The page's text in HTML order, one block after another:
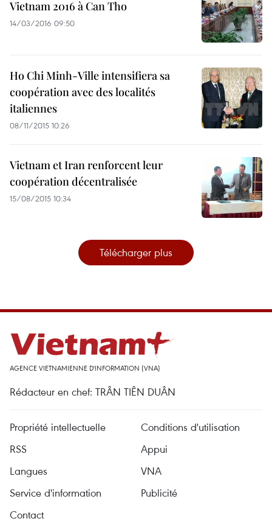
Vietnam 2016 à Can Tho
14/03/2016 09:50
Ho Chi Minh-Ville intensifiera sa
coopération avec des localités
italiennes
08/11/2015 10:26
Vietnam et Iran renforcent leur
coopération décentralisée
15/08/2015 10:34
Télécharger plus
AGENCE VIETNAMIENNE D'INFORMATION (VNA)
Rédacteur en chef: TRÂN TIÊN DUÂN
Propriété intellectuelle
Conditions d'utilisation
RSS
Appui
Langues
VNA
Service d'information
Publicité
Contact